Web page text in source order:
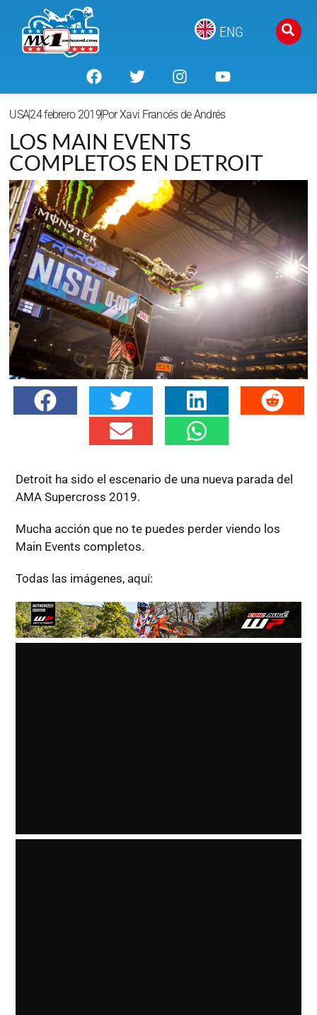
ENG
USA24 febrero 2019PorXavi Francés de Andrés
LOS MAIN EVENTS
COMPLETOS EN DETROIT
Detroit ha sido el escenario de una nueva parada del
AMA Supercross 2019.
Mucha acción que no te puedes perder viendo los
Main Events completos.
Todas las imágenes, aquí: